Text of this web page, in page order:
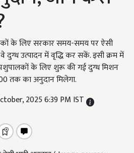
के लिए सरकार समय-समय पर ऐसी
दुग्ध उत्पादन में वृद्धि कर सकें. इसी क्रम में
के लिए शुरू की गई दुग्ध मिशन
तक का अनुदान मिलेगा.
2025 6:39 PM IST